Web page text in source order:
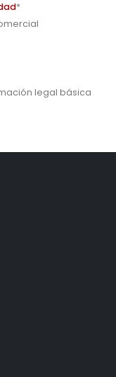
*
legal básica